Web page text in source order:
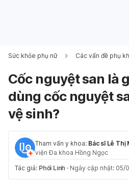
Sức khỏe phụ nữ Các vấn đề phụ
Cốc nguyệt san là
dùng cốc nguyệt
vệ sinh?
Tham vấn y khoa: Bác sĩ Lê Thị
viện Đa khoa Hồng Ngọc
Tác giả: Phối Linh · Ngày cập nhật: 05/